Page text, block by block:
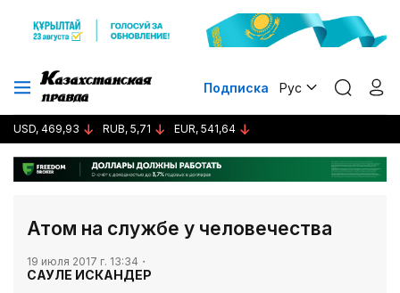
Подписка Рус
USD, 469,93 RUB, 5,71 EUR, 541,64
Атом на службе у человечества
19 июля 2017 г. 13:34
САУЛЕ ИСКАНДЕР